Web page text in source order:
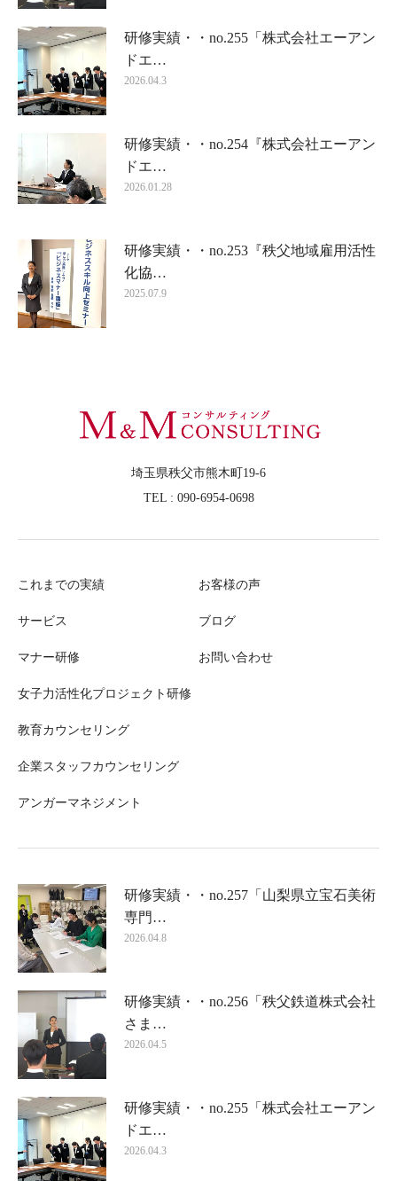
研修実績・・no.255「株式会社エーアン
ドエ…
2026.04.3
研修実績・・no.254『株式会社エーアン
ドエ…
2026.01.28
研修実績・・no.253『秩父地域雇用活性
化協…
2025.07.9
埼玉県秩父市熊木町19-6
TEL : 090-6954-0698
これまでの実績
サービス
マナー研修
女子力活性化プロジェクト研修
教育カウンセリング
企業スタッフカウンセリング
アンガーマネジメント
お客様の声
ブログ
お問い合わせ
研修実績・・no.257「山梨県立宝石美術
専門…
2026.04.8
研修実績・・no.256「秩父鉄道株式会社
さま…
2026.04.5
研修実績・・no.255「株式会社エーアン
ドエ…
2026.04.3